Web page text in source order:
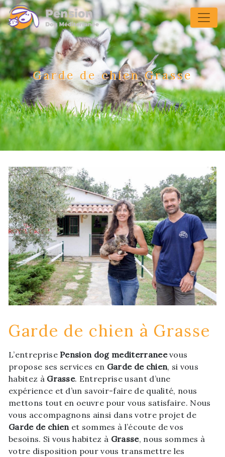
Panneau de gestion des cookies
Garde de chien Grasse
Garde de chien à Grasse
L’entreprisePension dog mediterraneevous
propose ses services en Garde de chien, si vous
habitez à Grasse. Entreprise usant d’une
expérience et d’un savoir-faire de qualité, nous
mettons tout en oeuvre pour vous satisfaire. Nous
vous accompagnons ainsi dans votre projet de
Garde de chienet sommes à l’écoute de vos
besoins. Si vous habitez à Grasse, nous sommes à
votre disposition pour vous transmettre les